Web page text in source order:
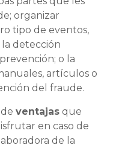
organizar
tipo de eventos,
la detección
o la
artículos o
del fraude.
ventajasque
en caso de
de la